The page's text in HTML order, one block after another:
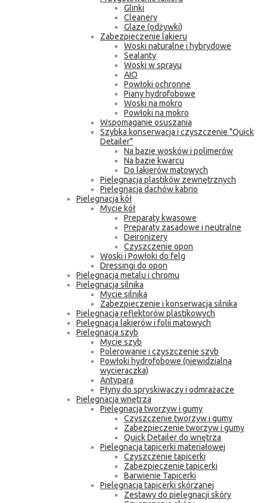
Glinki
Cleanery
Glaze (odżywki)
Zabezpieczenie lakieru
Woski naturalne i hybrydowe
Sealanty
Woski w sprayu
AIO
Powłoki ochronne
Piany hydrofobowe
Woski na mokro
Powłoki na mokro
Wspomaganie osuszania
Szybka konserwacja i czyszczenie "Quick
Detailer"
Na bazie wosków i polimerów
Na bazie kwarcu
Do lakierów matowych
Pielęgnacja plastików zewnętrznych
Pielęgnacja dachów kabrio
Pielęgnacja kół
Mycie kół
Preparaty kwasowe
Preparaty zasadowe i neutralne
Deironizery
Czyszczenie opon
Woski i Powłoki do felg
Dressingi do opon
Pielęgnacja metalu i chromu
Pielęgnacja silnika
Mycie silnika
Zabezpieczenie i konserwacja silnika
Pielęgnacja reflektorów plastikowych
Pielęgnacja lakierów i folii matowych
Pielęgnacja szyb
Mycie szyb
Polerowanie i czyszczenie szyb
Powłoki hydrofobowe (niewidzialna
wycieraczka)
Antypara
Płyny do spryskiwaczy i odmrażacze
Pielęgnacja wnętrza
Pielęgnacja tworzyw i gumy
Czyszczenie tworzyw i gumy
Zabezpieczenie tworzyw i gumy
Quick Detailer do wnętrza
Pielęgnacja tapicerki materiałowej
Czyszczenie tapicerki
Zabezpieczenie tapicerki
Barwienie Tapicerki
Pielęgnacja tapicerki skórzanej
Zestawy do pielęgnacji skóry